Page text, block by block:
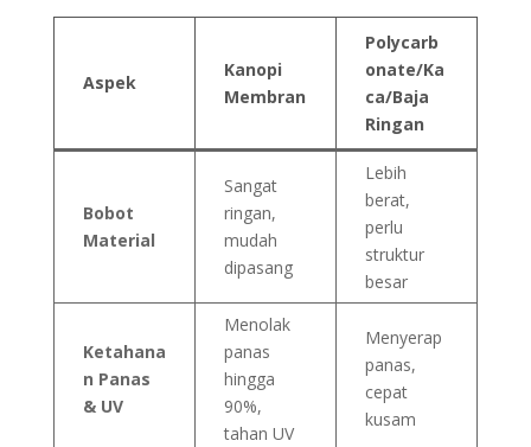
Aspek
Kanopi
Membran
Polycarb
onate/Ka
ca/Baja
Ringan
Bobot
Material
Sangat
ringan,
mudah
dipasang
Lebih
berat,
perlu
struktur
besar
Ketahana
n Panas
& UV
Menolak
panas
hingga
90%,
tahan UV
Menyerap
panas,
cepat
kusam